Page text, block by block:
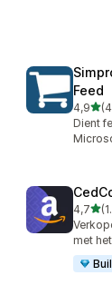
Feed
4,9van
4347
Dient
4,7van
1064
met